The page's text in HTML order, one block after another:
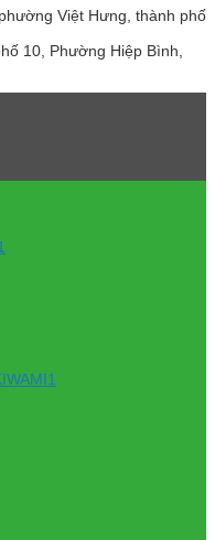
Việt Hưng, thành phố
10, Phường Hiệp Bình,